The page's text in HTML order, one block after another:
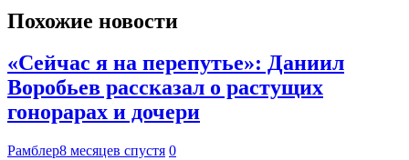
Похожие новости
«Сейчас я на перепутье»: Даниил
Воробьев рассказал о растущих
гонорарах и дочери
Рамблер8 месяцев спустя 0